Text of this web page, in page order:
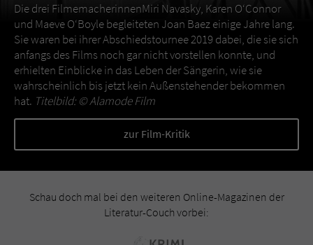
Die drei FilmemacherinnenMiri Navasky, Karen O‘Connor
und Maeve O‘Boyle begleiteten Joan Baez einige Jahre lang.
Sie waren bei ihrer Abschiedstournee 2019 dabei, die sie sich
anfangs des Films noch gar nicht vorstellen konnte, und
erhielten Einblicke in das Leben der Sängerin, wie sie
wahrscheinlich bis jetzt kein Außenstehender bekommen
hat. Titelbild: ©Alamode Film
zur Film-Kritik
Schau doch mal bei den weiteren Online-Magazinen der
Literatur-Couch vorbei: